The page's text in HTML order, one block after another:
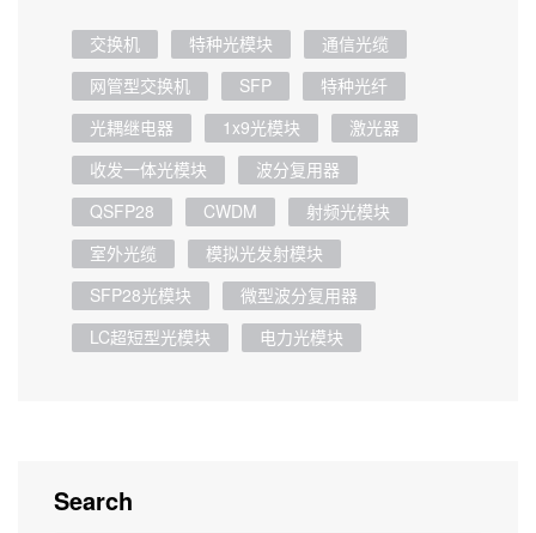
交换机 特种光模块
通信光缆
网管型交换机
SFP
特种光纤
光耦继电器
1x9光模块
激光器
收发一体光模块
波分复用器
QSFP28
CWDM
射频光模块
室外光缆
模拟光发射模块
SFP28光模块
微型波分复用器
LC超短型光模块
电力光模块
Search